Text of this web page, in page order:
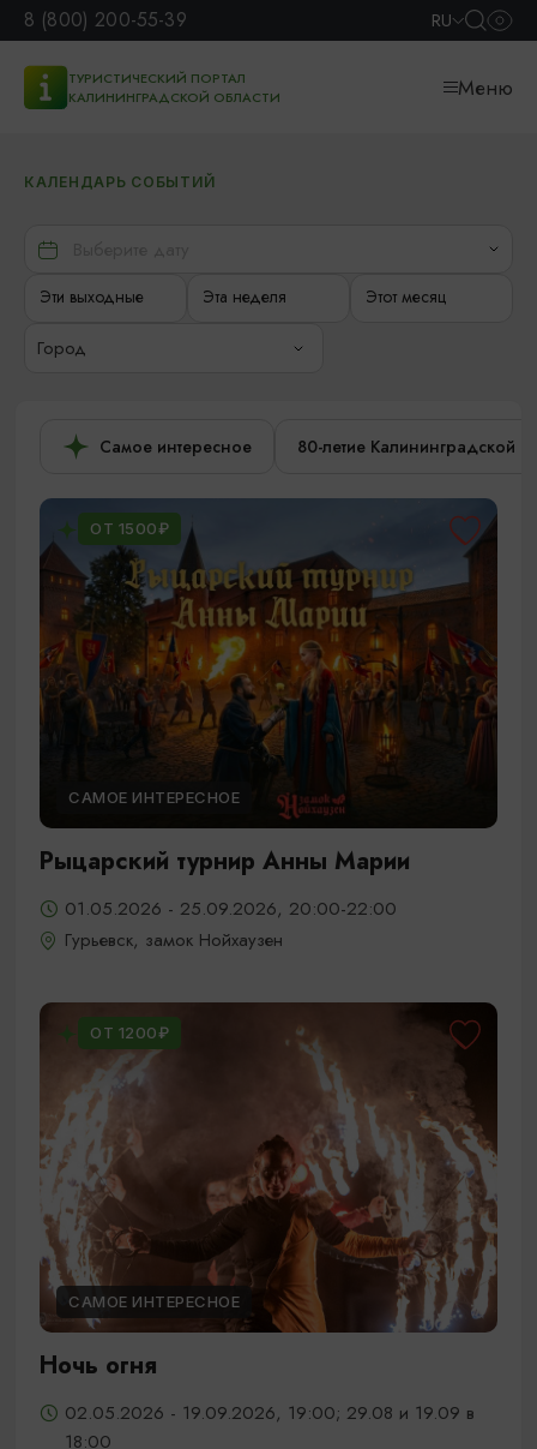
8 (800) 200-55-39 RU
ТУРИСТИЧЕСКИЙ ПОРТАЛ
КАЛИНИНГРАДСКОЙ ОБЛАСТИ
Меню
КАЛЕНДАРЬ СОБЫТИЙ
Эти выходные Эта неделя Этот месяц
Город
Самое интересное 80-летие Калининградской
ОТ 1500₽
САМОЕ ИНТЕРЕСНОЕ
Рыцарский турнир Анны Марии
01.05.2026 - 25.09.2026, 20:00-22:00
Гурьевск, замок Нойхаузен
ОТ 1200₽
САМОЕ ИНТЕРЕСНОЕ
Ночь огня
02.05.2026 - 19.09.2026, 19:00; 29.08 и 19.09 в
18:00